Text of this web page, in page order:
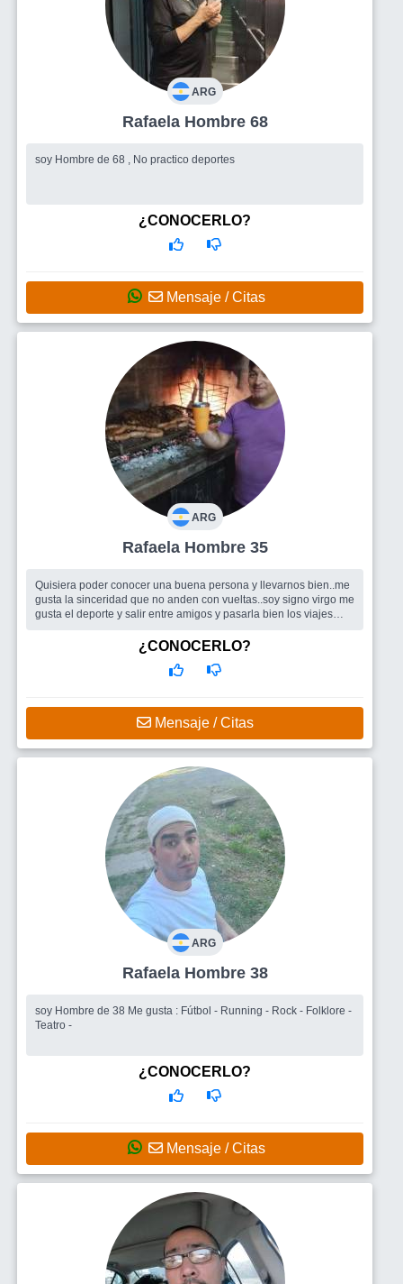
ARG
Rafaela Hombre 68
soy Hombre de 68 , No practico deportes
¿CONOCERLO?
Mensaje / Citas
ARG
Rafaela Hombre 35
Quisiera poder conocer una buena persona y llevarnos bien..me
gusta la sinceridad que no anden con vueltas..soy signo virgo me
gusta el deporte y salir entre amigos y pasarla bien los viajes
Una mujer para formar algo
¿CONOCERLO?
Mensaje / Citas
ARG
Rafaela Hombre 38
soy Hombre de 38 Me gusta : Fútbol - Running - Rock - Folklore -
Teatro -
¿CONOCERLO?
Mensaje / Citas